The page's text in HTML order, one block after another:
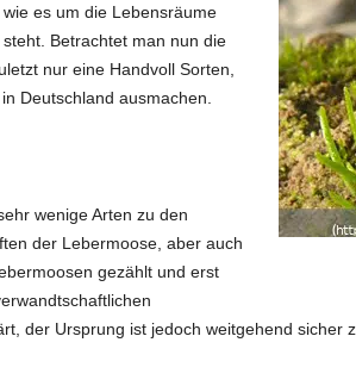
es um die Lebensräume
Betrachtet man nun die
nur eine Handvoll Sorten,
Deutschland ausmachen.
wenige Arten zu den
der Lebermoose, aber auch
gezählt und erst
der Ursprung ist jedoch weitgehend sicher